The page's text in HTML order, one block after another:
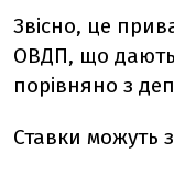
Звісно, це
ОВДП, що
порівняно з
Ставки можуть